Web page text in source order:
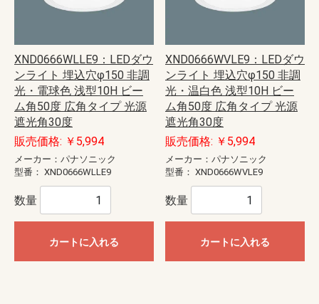
XND0666WLLE9：LEDダウ
ンライト 埋込穴φ150 非調
光・電球色 浅型10H ビー
ム角50度 広角タイプ 光源
遮光角30度
販売価格: ￥5,994
メーカー：パナソニック
型番： XND0666WLLE9
数量
カートに入れる
XND0666WVLE9：LEDダウ
ンライト 埋込穴φ150 非調
光・温白色 浅型10H ビー
ム角50度 広角タイプ 光源
遮光角30度
販売価格: ￥5,994
メーカー：パナソニック
型番： XND0666WVLE9
数量
カートに入れる